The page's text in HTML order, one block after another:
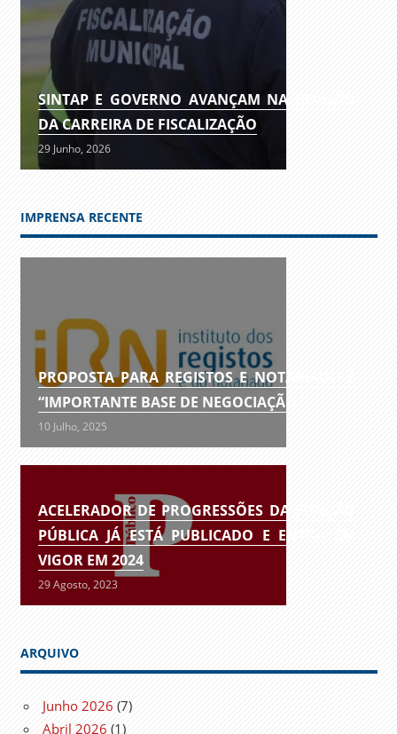
SINTAP E GOVERNO AVANÇAM NA REVISÃO
DA CARREIRA DE FISCALIZAÇÃO
29 Junho, 2026
IMPRENSA RECENTE
PROPOSTA PARA REGISTOS E NOTARIADO É
“IMPORTANTE BASE DE NEGOCIAÇÃO”
10 Julho, 2025
ACELERADOR DE PROGRESSÕES DA FUNÇÃO
PÚBLICA JÁ ESTÁ PUBLICADO E ENTRA EM
VIGOR EM 2024
29 Agosto, 2023
ARQUIVO
Junho 2026 (7)
Abril 2026 (1)